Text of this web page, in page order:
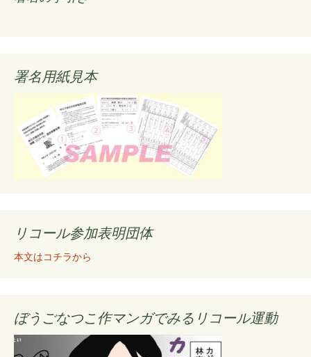
署名用紙見本
リコール参加表明団体
本文はコチラから
ぼうごなつこ作マンガでみるリコール運動